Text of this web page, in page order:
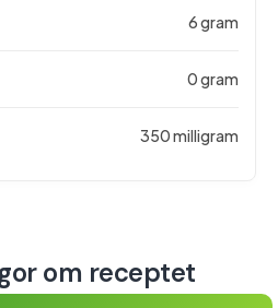
6 gram
0 gram
350 milligram
om receptet